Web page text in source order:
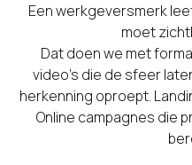
Een werkgeversmerk
moet
Dat doen we met
video’s die de sfeer
herkenning oproept.
Online campagnes die